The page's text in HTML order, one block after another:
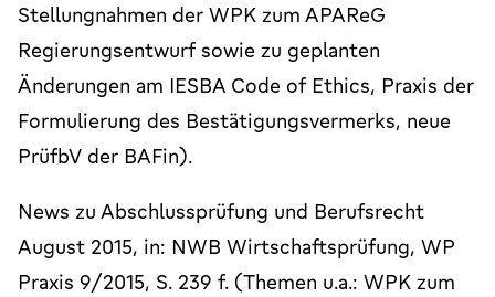
Stellungnahmen der WPK zum APAReG
Regierungsentwurf sowie zu geplanten
Änderungen am IESBA Code of Ethics, Praxis der
Formulierung des Bestätigungsvermerks, neue
PrüfbV der BAFin).
News zu Abschlussprüfung und Berufsrecht
August 2015, in: NWB Wirtschaftsprüfung, WP
Praxis 9/2015, S. 239 f. (Themen u.a.: WPK zum